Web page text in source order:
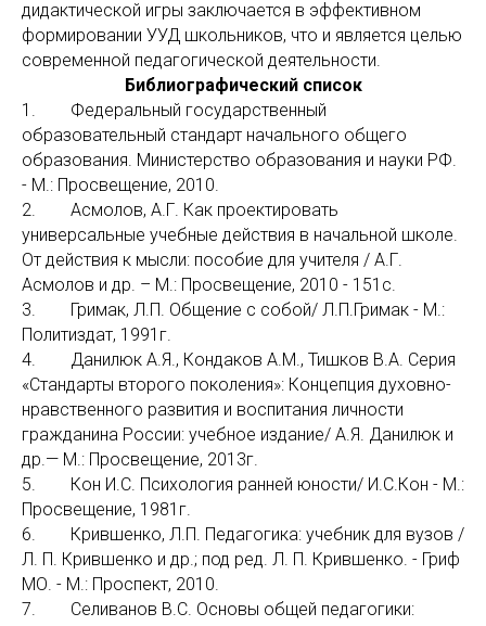
дидактической игры заключается в эффективном
формировании УУД школьников, что и является целью
современной педагогической деятельности.
Библиографический список
1. Федеральный государственный
образовательный стандарт начального общего
образования. Министерство образования и науки РФ.
- М.: Просвещение, 2010.
2. Асмолов, А.Г. Как проектировать
универсальные учебные действия в начальной школе.
От действия к мысли: пособие для учителя / А.Г.
Асмолов и др. – М.: Просвещение, 2010 - 151с.
3. Гримак, Л.П. Общение с собой/ Л.П.Гримак - М.:
Политиздат, 1991г.
4. Данилюк А.Я., Кондаков А.М., Тишков В.А. Серия
«Стандарты второго поколения»: Концепция духовно-
нравственного развития и воспитания личности
гражданина России: учебное издание/ А.Я. Данилюк и
др.— М.: Просвещение, 2013г.
5. Кон И.С. Психология ранней юности/ И.С.Кон - М.:
Просвещение, 1981г.
6. Крившенко, Л.П. Педагогика: учебник для вузов /
Л. П. Крившенко и др.; под ред. Л. П. Крившенко. - Гриф
МО. - М.: Проспект, 2010.
7. Селиванов В.С. Основы общей педагогики: